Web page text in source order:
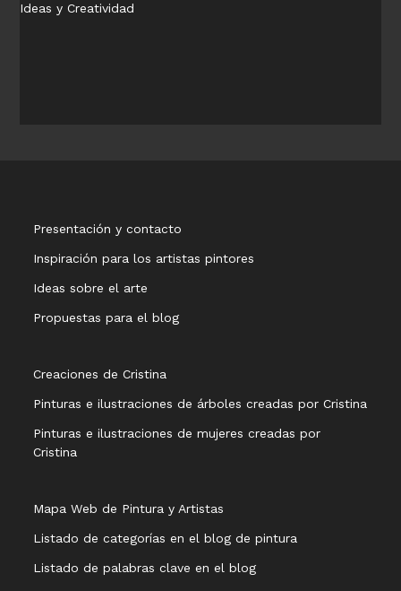
Ideas y Creatividad
Presentación y contacto
Inspiración para los artistas pintores
Ideas sobre el arte
Propuestas para el blog
Creaciones de Cristina
Pinturas e ilustraciones de árboles creadas por Cristina
Pinturas e ilustraciones de mujeres creadas por
Cristina
Mapa Web de Pintura y Artistas
Listado de categorías en el blog de pintura
Listado de palabras clave en el blog